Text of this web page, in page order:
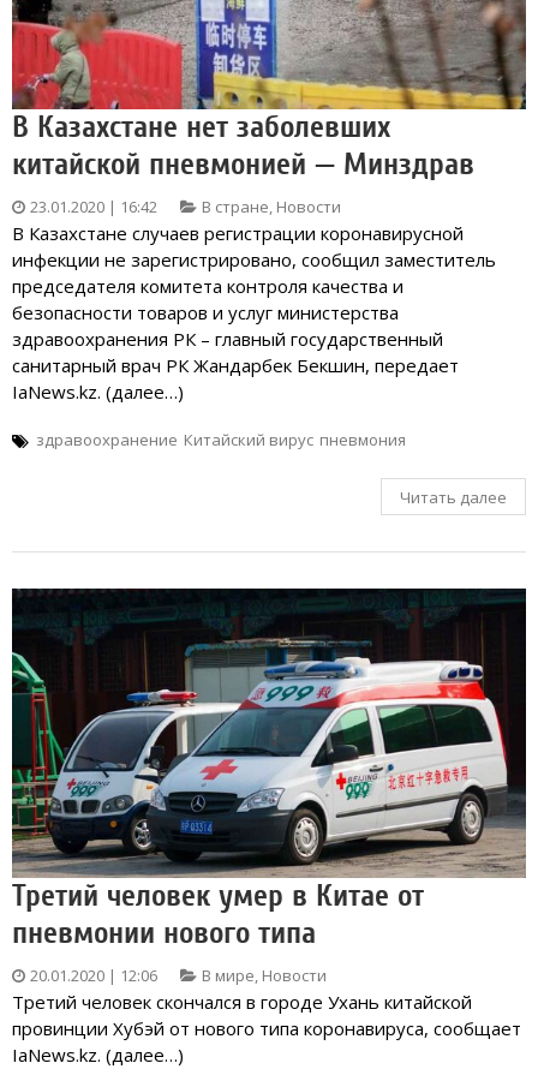
В Казахстане нет заболевших
китайской пневмонией — Минздрав
23.01.2020 | 16:42 В стране, Новости
В Казахстане случаев регистрации коронавирусной
инфекции не зарегистрировано, сообщил заместитель
председателя комитета контроля качества и
безопасности товаров и услуг министерства
здравоохранения РК – главный государственный
санитарный врач РК Жандарбек Бекшин, передает
IaNews.kz. (далее…)
здравоохранение Китайский вирус пневмония
Читать далее
Третий человек умер в Китае от
пневмонии нового типа
20.01.2020 | 12:06 В мире, Новости
Третий человек скончался в городе Ухань китайской
провинции Хубэй от нового типа коронавируса, сообщает
IaNews.kz. (далее…)